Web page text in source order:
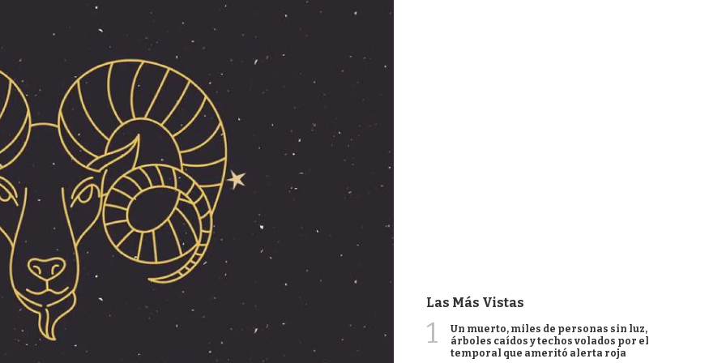
Las Más Vistas
1
Un muerto, miles de personas sin luz,
árboles caídos y techos volados por el
temporal que ameritó alerta roja